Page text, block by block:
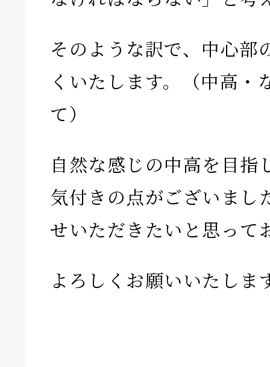
そのような訳で、中心部
くいたします。（中高・
て）
自然な感じの中高を目指
気付きの点がございまし
せいただきたいと思って
よろしくお願いいたしま